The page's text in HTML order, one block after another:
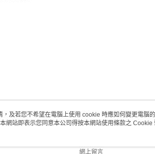
客戶服務
網上留言
及若您不希望在電腦上使用 cookie 時應如何變更電腦
網站即表示您同意本公司得按本網站使用條款之 Cookie